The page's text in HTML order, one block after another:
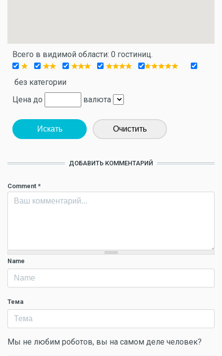
Всего в видимой области: 0 гостиниц.
без категории
Цена до
валюта
Искать Очистить
ДОБАВИТЬ КОММЕНТАРИЙ
Comment *
Name
Тема
Мы не любим роботов, вы на самом деле человек?